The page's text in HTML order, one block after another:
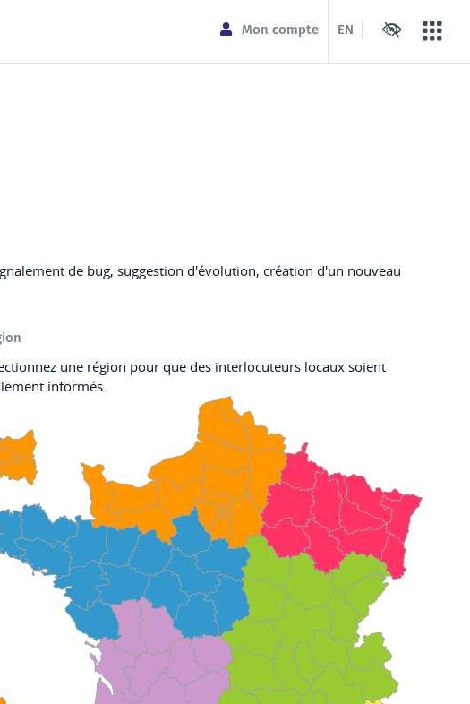
Mon compte EN
de bug, suggestion d'évolution, création d'un nouveau
une région pour que des interlocuteurs locaux soient
informés.